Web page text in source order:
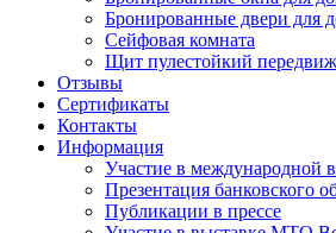
Бронированные двери для
Сейфовая комната
Щит пулестойкий
Отзывы
Сертификаты
Контакты
Информация
Участие в международной
Презентация банковского
Публикации в прессе